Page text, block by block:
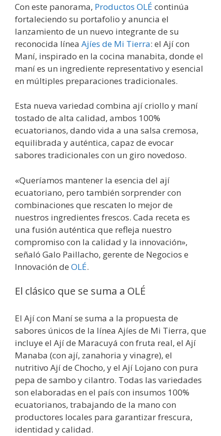
Con este panorama, Productos OLÉ continúa
fortaleciendo su portafolio y anuncia el
lanzamiento de un nuevo integrante de su
reconocida línea Ajíes de Mi Tierra: el Ají con
Maní, inspirado en la cocina manabita, donde el
maní es un ingrediente representativo y esencial
en múltiples preparaciones tradicionales.
Esta nueva variedad combina ají criollo y maní
tostado de alta calidad, ambos 100%
ecuatorianos, dando vida a una salsa cremosa,
equilibrada y auténtica, capaz de evocar
sabores tradicionales con un giro novedoso.
«Queríamos mantener la esencia del ají
ecuatoriano, pero también sorprender con
combinaciones que rescaten lo mejor de
nuestros ingredientes frescos. Cada receta es
una fusión auténtica que refleja nuestro
compromiso con la calidad y la innovación»,
señaló Galo Paillacho, gerente de Negocios e
Innovación de OLÉ.
El clásico que se suma a OLÉ
El Ají con Maní se suma a la propuesta de
sabores únicos de la línea Ajíes de Mi Tierra, que
incluye el Ají de Maracuyá con fruta real, el Ají
Manaba (con ají, zanahoria y vinagre), el
nutritivo Ají de Chocho, y el Ají Lojano con pura
pepa de sambo y cilantro. Todas las variedades
son elaboradas en el país con insumos 100%
ecuatorianos, trabajando de la mano con
productores locales para garantizar frescura,
identidad y calidad.